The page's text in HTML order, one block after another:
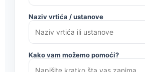
Naziv vrtića / ustanove
Kako vam možemo pomoći?